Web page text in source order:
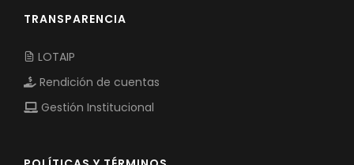
TRANSPARENCIA
LOTAIP
Rendición de cuentas
Gestión Institucional